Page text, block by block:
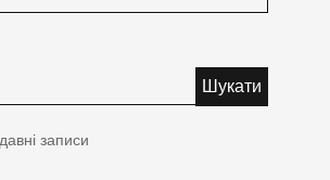
записи